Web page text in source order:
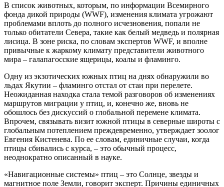
В список животных, которым, по информации Всемирного
фонда дикой природы (WWF), изменения климата угрожают
проблемами вплоть до полного исчезновения, попали не
только обитатели Севера, такие как белый медведь и полярная
лисица. В зоне риска, по словам экспертов WWF, и вполне
привычные к жаркому климату представители животного
мира – галапагосские ящерицы, коалы и фламинго.
Одну из экзотических южных птиц на днях обнаружили во
льдах Якутии – фламинго отстал от стаи при перелете.
Неожиданная находка стала темой разговоров об изменениях
маршрутов миграции у птиц, и, конечно же, вновь не
обошлось без дискуссий о глобальной перемене климата.
Впрочем, связывать визит южной птицы в северные широты с
глобальным потеплением преждевременно, утверждает зоолог
Евгения Кистенева. По ее словам, единичные случаи, когда
птицы сбивались с курса, – это обычный процесс,
неоднократно описанный в науке.
«Навигационные системы» птиц – это Солнце, звезды и
магнитное поле Земли, говорит эксперт. Причины единичных